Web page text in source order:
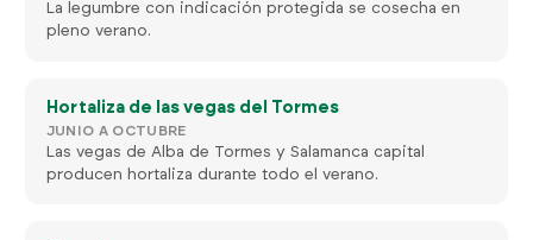
La legumbre con indicación protegida se cosecha en
pleno verano.
Hortaliza de las vegas del Tormes
JUNIO A OCTUBRE
Las vegas de Alba de Tormes y Salamanca capital
producen hortaliza durante todo el verano.